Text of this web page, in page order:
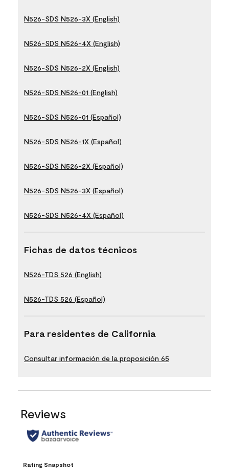
N526-SDS N526-3X (English)
N526-SDS N526-4X (English)
N526-SDS N526-2X (English)
N526-SDS N526-01 (English)
N526-SDS N526-01 (Español)
N526-SDS N526-1X (Español)
N526-SDS N526-2X (Español)
N526-SDS N526-3X (Español)
N526-SDS N526-4X (Español)
Fichas de datos técnicos
N526-TDS 526 (English)
N526-TDS 526 (Español)
Para residentes de California
Consultar información de la proposición 65
Reviews
Rating Snapshot